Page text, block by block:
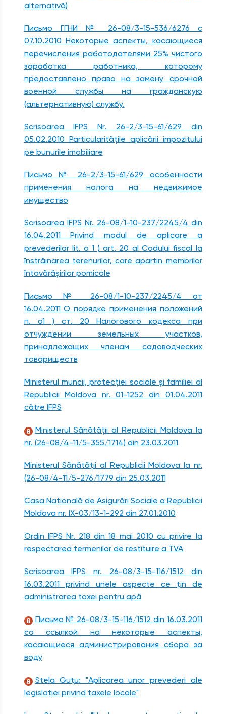
alternativă)
Письмо ГГНИ № 26-08/3-15-536/6276 с
07.10.2010 Некоторые аспекты, касающиеся
перечисления работодателями 25% чистого
заработка работника, которому
предоставлено право на замену срочной
военной службы на гражданскую
(альтернативную) службу.
Scrisoarea IFPS Nr. 26-2/3-15-61/629 din
05.02.2010 Particularităţile aplicării impozitului
pe bunurile imobiliare
Письмо № 26-2/3-15-61/629 оcобенности
применения налога на недвижимое
имущество
Scrisoarea IFPS Nr. 26-08/1-10-237/2245/4 din
16.04.2011 Privind modul de aplicare a
prevederilor lit. o 1 ) art. 20 al Codului fiscal la
înstrăinarea terenurilor, care aparţin membrilor
întovărăşirilor pomicole
Письмо № 26-08/1-10-237/2245/4 от
16.04.2011 О порядке применения положений
п. о1 ) ст. 20 Налогового кодекса при
отчуждении земельных участков,
принадлежащих членам садоводческих
товариществ
Ministerul muncii, protecției sociale și familiei al
Republicii Moldova nr. 01-1252 din 01.04.2011
către IFPS
Ministerul Sănătății al Republicii Moldova la
nr. (26-08/4-11/5-355/1714) din 23.03.2011
Ministerul Sănătății al Republicii Moldova la nr.
(26-08/4-11/5-276/1779 din 25.03.2011
Casa Naţională de Asigurări Sociale a Republicii
Moldova nr. IX-03/13-1-292 din 27.01.2010
Ordin IFPS Nr. 218 din 18 mai 2010 cu privire la
respectarea termenilor de restituire a TVA
Scrisoarea IFPS nr. 26-08/3-15-116/1512 din
16.03.2011 privind unele aspecte ce ţin de
administrarea taxei pentru apă
Письмо № 26-08/3-15-116/1512 din 16.03.2011
со ссылкой на некоторые аспекты,
касающиеся администрирования сбора за
воду
Stela Guțu: "Aplicarea unor prevederi ale
legislației privind taxele locale"